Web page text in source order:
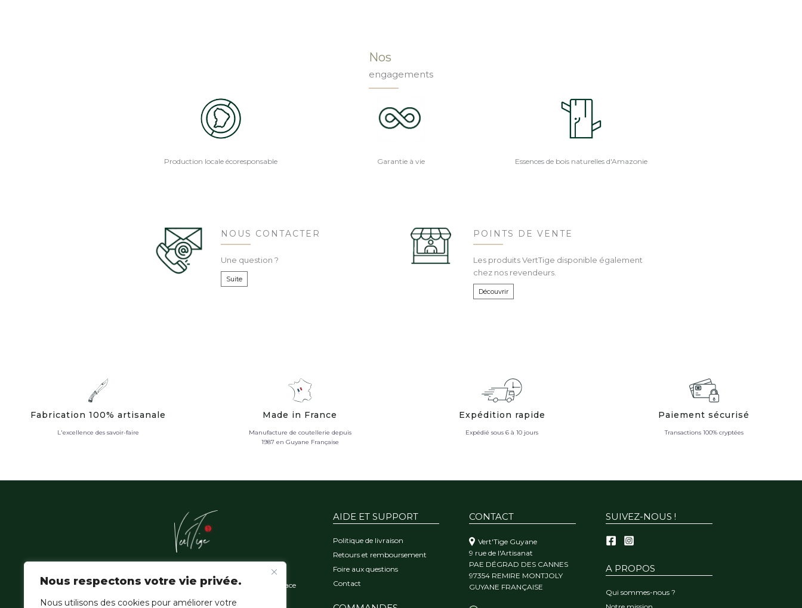
Nous respectons votre vie privée.
Nous utilisons des cookies pour améliorer votre
Nos
engagements
Production locale écoresponsable Garantie à vie Essences de bois naturelles d'Amazonie
NOUS CONTACTER
Une question ?
Suite
POINTS DE VENTE
Les produits VertTige disponible également
chez nos revendeurs.
Découvrir
Fabrication 100% artisanale
L'excellence des savoir-faire
Made in France
Manufacture de coutellerie depuis
1987 en Guyane Française
Expédition rapide
Expédié sous 6 à 10 jours
Paiement sécurisé
Transactions 100% cryptées
L'Atelier Vert'Tige sublime les essences nobles de la forêt
amazonienne, où la patience du geste hérité épouse l'audace
AIDE ET SUPPORT
Politique de livraison
Retours et remboursement
Foire aux questions
Contact
CONTACT
Vert'Tige Guyane
9 rue de l'Artisanat
PAE DÉGRAD DES CANNES
97354 REMIRE MONTJOLY
GUYANE FRANÇAISE
SUIVEZ-NOUS !
A PROPOS
Qui sommes-nous ?